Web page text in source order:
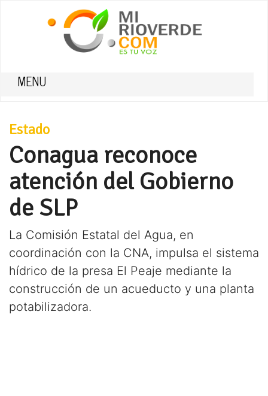
MENU
Estado
Conagua reconoce
atención del Gobierno
de SLP
La Comisión Estatal del Agua, en
coordinación con la CNA, impulsa el sistema
hídrico de la presa El Peaje mediante la
construcción de un acueducto y una planta
potabilizadora.